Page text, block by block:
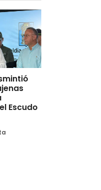
Escudo